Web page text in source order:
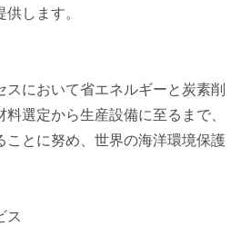
します。
において省エネルギーと炭素削
選定から生産設備に至るまで、
ことに努め、世界の海洋環境保護
ス